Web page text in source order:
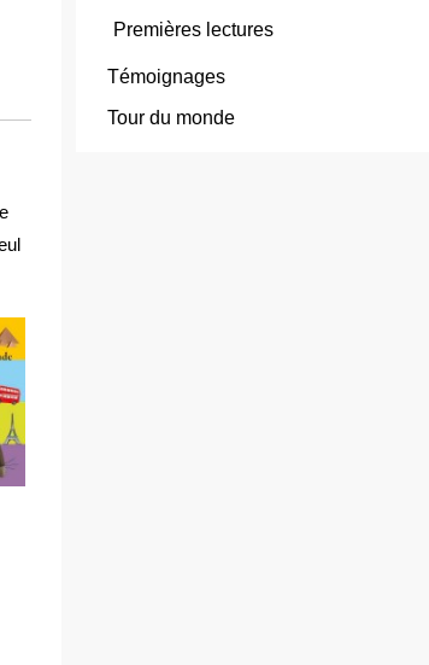
Premières lectures
Témoignages
Tour du monde